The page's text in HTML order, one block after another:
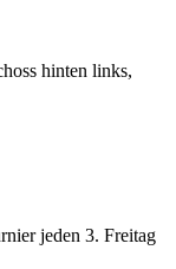
hinten links,
jeden 3. Freitag